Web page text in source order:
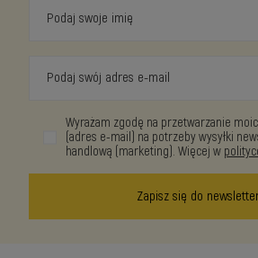
Podaj swoje imię
Podaj swój adres e-mail
Wyrażam zgodę na przetwarzanie
(adres e-mail) na potrzeby wysyłki
handlową (marketing). Więcej w
Zapisz się do